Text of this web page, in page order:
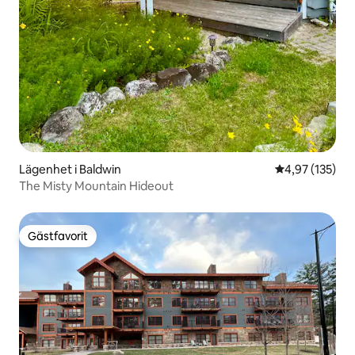
Lägenhet i Baldwin 4,97 av 5 i
4,97 (135)
The Misty Mountain Hideout
Gästfavorit
Gästfavorit